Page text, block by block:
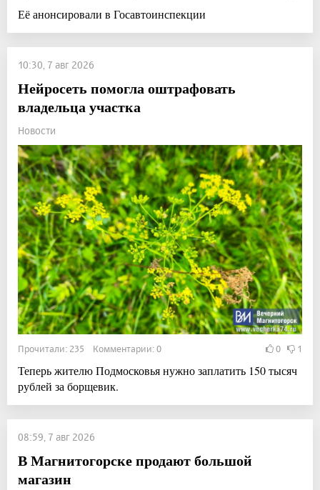
Её анонсировали в Госавтоинспекции
10:30, 7 авг 2026
Нейросеть помогла оштрафовать
владельца участка
Новости
Прочитали: 235 Комментарии: 0 0 1
Теперь жителю Подмосковья нужно заплатить 150 тысяч
рублей за борщевик.
08:59, 7 авг 2026
В Магнитогорске продают большой
магазин